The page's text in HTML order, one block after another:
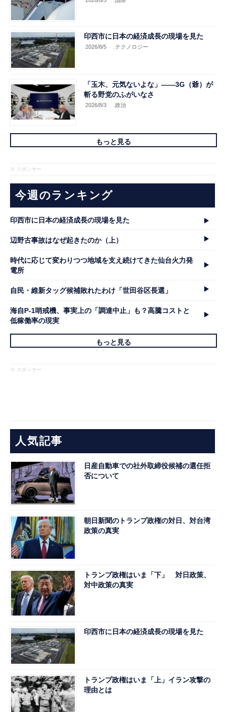
印西市に日本の経済成長の現場を見た
2026/8/5 .テクノロジー
「玉木、元気ないよな」――3G（爺）が
斬る野党のふがいなさ
2026/8/3 .政治
もっと見る
※ スポンサー
今週のランキング
印西市に日本の経済成長の現場を見た
辺野古事故はなぜ起きたのか（上）
時代に応じて変わりつつ地域を支え続けてきた仙台火力発
電所
自民・維新タッグ候補敗れたわけ「世田谷区長選」
海自P-1哨戒機、事実上の「調達中止」も？高騰コストと
低稼働率の現実
もっと見る
※ スポンサー
人気記事
日産自動車での社外取締役候補の選任拒
否について
朝日新聞のトランプ政権の対日、対台湾
政策の真実
トランプ政権はいま「下」 対日政策、
対中政策の真実
印西市に日本の経済成長の現場を見た
トランプ政権はいま「上」イラン攻撃の
理由とは